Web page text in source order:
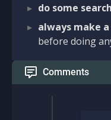
do some
always make
before doing
Comments